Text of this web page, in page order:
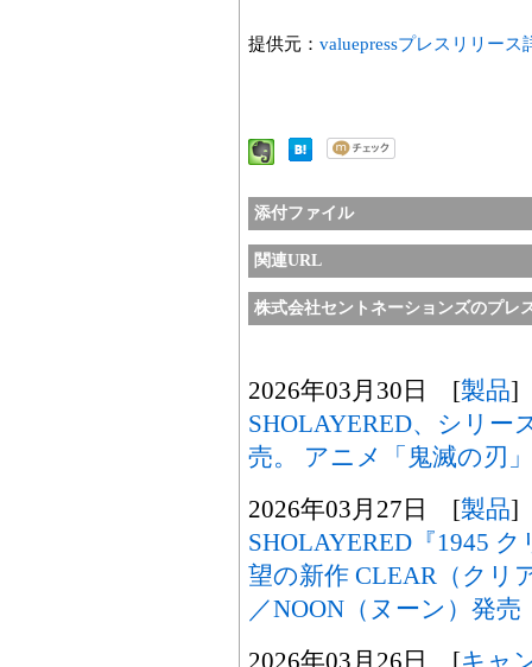
提供元： valuepressプレスリリース
添付ファイル
関連URL
株式会社セントネーションズのプレ
2026年03月30日 [製品]
SHOLAYERED、シリー
売。 アニメ「鬼滅の刃
2026年03月27日 [製品]
SHOLAYERED『1945
望の新作 CLEAR（クリ
／NOON（ヌーン）発売
2026年03月26日 [キャ